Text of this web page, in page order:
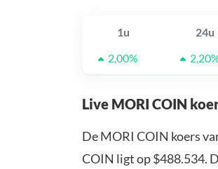
1u 24u
2,00%
Live MORI COIN
De MORI COIN koers
COIN ligt op $488.534.